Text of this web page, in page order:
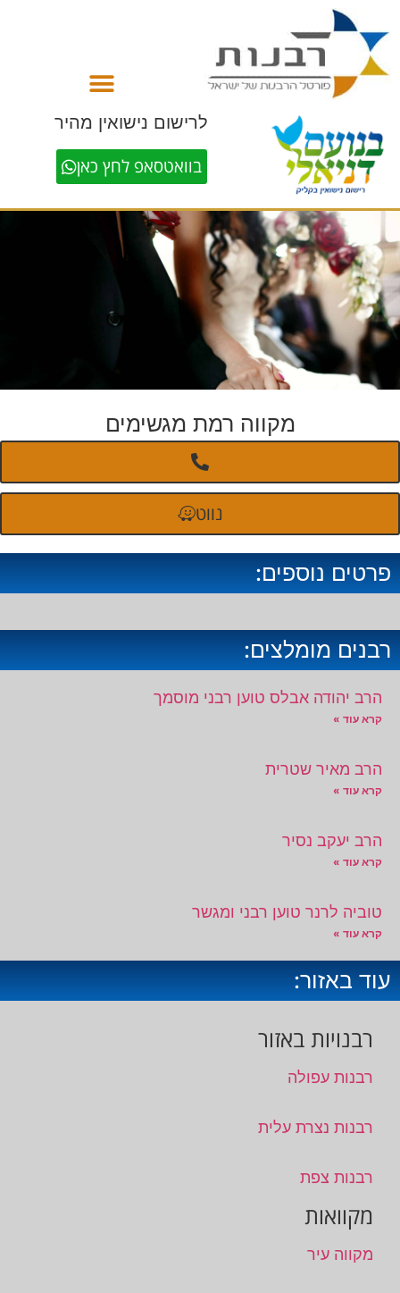
לרישום נישואין מהיר
בוואטסאפ לחץ כאן
מקווה רמת מגשימים
נווט
פרטים נוספים:
רבנים מומלצים:
הרב יהודה אבלס טוען רבני מוסמך
קרא עוד »
הרב מאיר שטרית
קרא עוד »
הרב יעקב נסיר
קרא עוד »
טוביה לרנר טוען רבני ומגשר
קרא עוד »
עוד באזור:
רבנויות באזור
רבנות עפולה
רבנות נצרת עלית
רבנות צפת
מקוואות
מקווה עיר